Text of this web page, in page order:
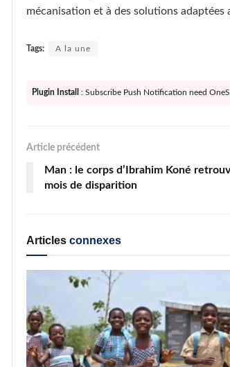
mécanisation et à des solutions adaptées
Tags: A la une
Plugin Install : Subscribe Push Notification need
Article précédent
Man : le corps d’Ibrahim Koné
mois de disparition
Articles connexes